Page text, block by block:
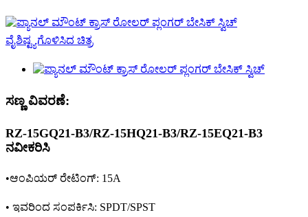
ಸಣ್ಣ ವಿವರಣೆ:
RZ-15GQ21-B3/RZ-15HQ21-B3/RZ-15EQ21-B3
ನವೀಕರಿಸಿ
•ಆಂಪಿಯರ್ ರೇಟಿಂಗ್: 15A
• ಇವರಿಂದ ಸಂಪರ್ಕಿಸಿ: SPDT/SPST